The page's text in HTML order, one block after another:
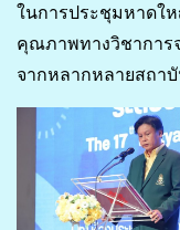
ในการประชุมหาดใ
คุณภาพทางวิชากา
จากหลากหลายสถา